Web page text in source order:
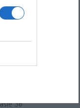
osób
36